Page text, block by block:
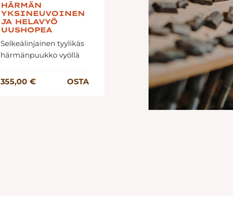
HÄRMÄN
YKSINEUVOINEN
JA HELAVYÖ
UUSHOPEA
Selkeälinjainen tyylikäs
härmänpuukko vyöllä
355,00 € OSTA
KAUHAVAN
HEVOSPÄINEN
KAKSOISPUUKKO
JA HELAVYÖ,
VAALEA/MESSINK
OSTA